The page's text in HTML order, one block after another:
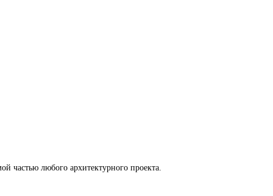
частью любого архитектурного проекта.